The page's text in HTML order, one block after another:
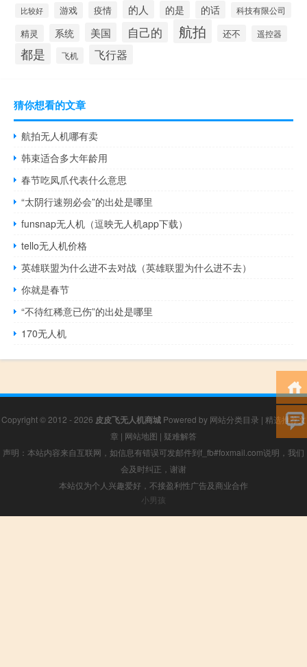
比较好 游戏 疫情 的人 的是 的话 科技有限公司
精灵 系统 美国 自己的 航拍 还不 遥控器
都是 飞机 飞行器
猜你想看的文章
航拍无人机哪有卖
韩束适合多大年龄用
春节吃凤爪代表什么意思
“太阴行速朔必会”的出处是哪里
funsnap无人机（逗映无人机app下载）
tello无人机价格
英雄联盟为什么进不去对战（英雄联盟为什么进不去）
你就是春节
“不待红稀意已伤”的出处是哪里
170无人机
Copyright © 2012 - 2026 皮皮飞无人机商城Powered by 网站分类目录 | 精选推荐文
章 | 网站地图 | 疑难解答
声明：本站内容来自互联网，如信息有错误可发邮件到f_fb#foxmail.com说明，我们
会及时纠正，谢谢
本站仅为个人兴趣爱好，不接盈利性广告及商业合作
小男孩